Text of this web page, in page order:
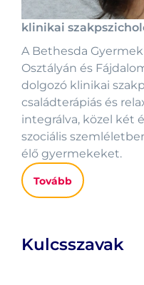
klinikai
A Bethesda
Osztályán és
dolgozó klinikai
családterápiás és
integrálva, közel két
szociális
élő gyermekeket.
Tovább
Kulcsszavak